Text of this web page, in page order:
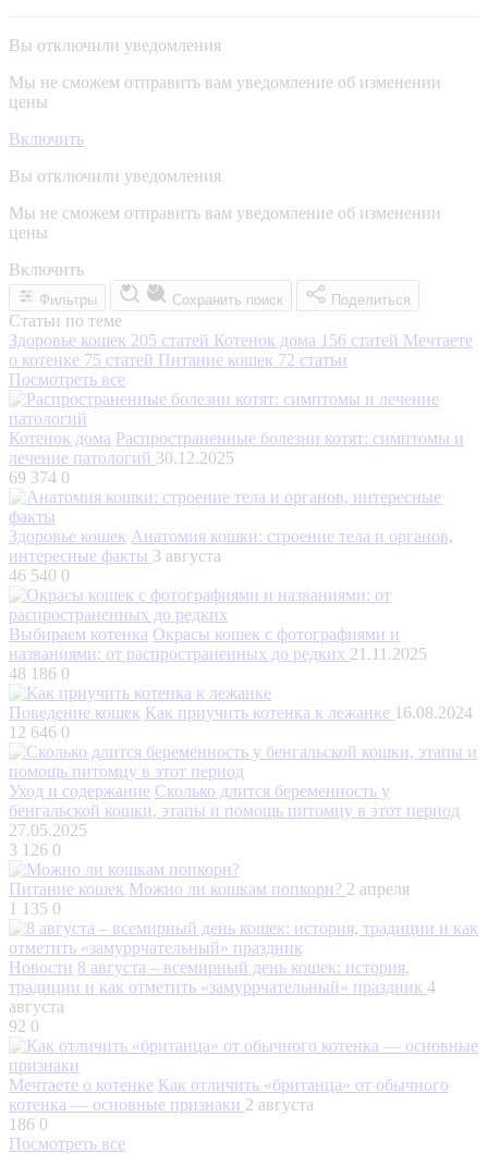
Вы отключили уведомления
Мы не сможем отправить вам уведомление об изменении
цены
Включить
Вы отключили уведомления
Мы не сможем отправить вам уведомление об изменении
цены
Включить
Фильтры Сохранить поиск Поделиться
Статьи по теме
Здоровье кошек 205 статей Котенок дома 156 статей Мечтаете
о котенке 75 статей Питание кошек 72 статьи
Посмотреть все
Котенок дома Распространенные болезни котят: симптомы и
лечение патологий 30.12.2025
69 374 0
Здоровье кошек Анатомия кошки: строение тела и органов,
интересные факты 3 августа
46 540 0
Выбираем котенка Окрасы кошек с фотографиями и
названиями: от распространенных до редких 21.11.2025
48 186 0
Поведение кошек Как приучить котенка к лежанке 16.08.2024
12 646 0
Уход и содержание Сколько длится беременность у
бенгальской кошки, этапы и помощь питомцу в этот период
27.05.2025
3 126 0
Питание кошек Можно ли кошкам попкорн? 2 апреля
1 135 0
Новости 8 августа – всемирный день кошек: история,
традиции и как отметить «замуррчательный» праздник 4
августа
92 0
Мечтаете о котенке Как отличить «британца» от обычного
котенка — основные признаки 2 августа
186 0
Посмотреть все